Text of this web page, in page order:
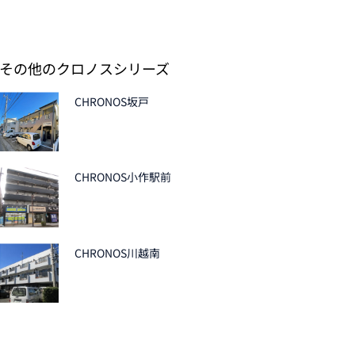
その他のクロノスシリーズ
CHRONOS坂戸
CHRONOS小作駅前
CHRONOS川越南